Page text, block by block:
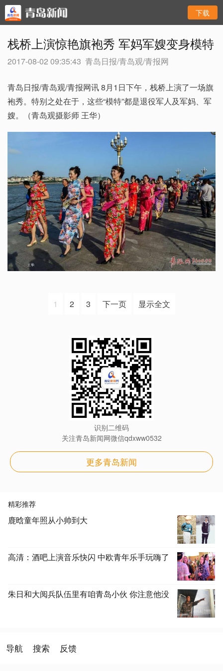
下载
栈桥上演惊艳旗袍秀 军妈军嫂变身模特
2017-08-02 09:35:43 青岛日报/青岛观/青报网
青岛日报/青岛观/青报网讯 8月1日下午，栈桥上演了一场旗
袍秀。特别之处在于，这些“模特”都是退役军人及军妈、军
嫂。（青岛观摄影师 王华）
1 2 3 下一页 显示全文
识别二维码
关注青岛新闻网微信qdxww0532
更多青岛新闻
精彩推荐
鹿晗童年照从小帅到大
高清：酒吧上演音乐快闪 中欧青年乐手玩嗨了
朱日和大阅兵队伍里有咱青岛小伙 你注意他没
导航 搜索 反馈